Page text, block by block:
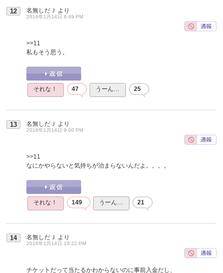
12 名無しだＪ より
2016年1月14日 8:49 PM
>>11
私もそう思う。
それな！ 47 うーん… 25
13 名無しだＪ より
2016年1月14日 9:00 PM
>>11
なにかやらないと気持ちが治まらないんだよ。。。。
それな！ 149 うーん… 21
14 名無しだＪ より
2016年1月14日 10:22 PM
チケットだって当たるかわからないのに事前入金だし、